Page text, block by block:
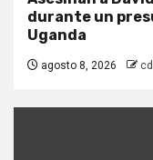
durante un
Uganda
agosto 8, 2026